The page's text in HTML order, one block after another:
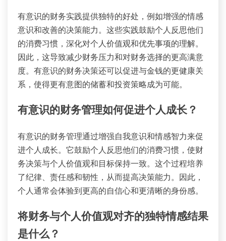
有意识的财务实践提供独特的好处，例如增强的情感
意识和改善的决策能力。这些实践鼓励个人反思他们
的消费习惯，深化对个人价值观和优先事项的理解。
因此，这导致减少财务压力和对财务选择的更高满意
度。有意识的财务决策还可以促进与金钱的更健康关
系，使得更有意图的储蓄和投资策略成为可能。
有意识的财务管理如何促进个人成长？
有意识的财务管理通过增强自我意识和情感智力来促
进个人成长。它鼓励个人反思他们的消费习惯，使财
务决策与个人价值观和目标保持一致。这个过程培养
了纪律、责任感和韧性，从而提高决策能力。因此，
个人通常会体验到更高的自信心和更清晰的身份感。
将财务与个人价值观对齐的独特情感结果
是什么？